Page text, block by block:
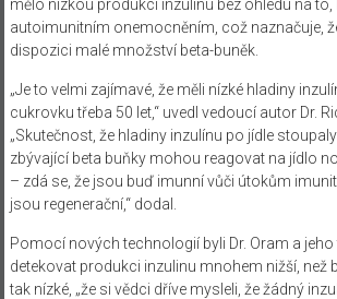
mělo nízkou produkci inzulínu bez ohledu na to,
autoimunitním onemocněním, což naznačuje,
dispozici malé množství beta-buněk.
„Je to velmi zajímavé, že měli nízké hladiny
cukrovku třeba 50 let,“ uvedl vedoucí autor Dr.
„Skutečnost, že hladiny inzulínu po jídle
zbývající beta buňky mohou reagovat na jídlo
– zdá se, že jsou buď imunní vůči útokům
jsou regenerační,“ dodal.
Pomocí nových technologií byli Dr. Oram a
detekovat produkci inzulinu mnohem nižší, než
tak nízké, „že si vědci dříve mysleli, že žádný